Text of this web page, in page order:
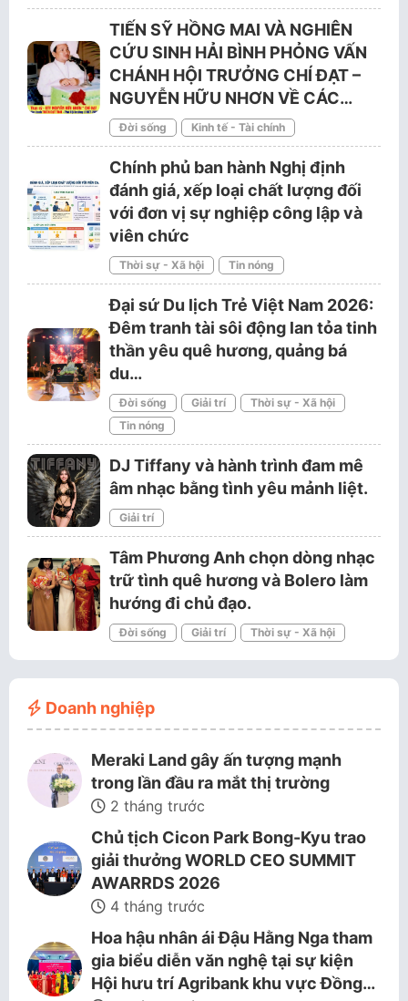
TIẾN SỸ HỒNG MAI VÀ NGHIÊN
CỨU SINH HẢI BÌNH PHỎNG VẤN
CHÁNH HỘI TRƯỞNG CHÍ ĐẠT –
NGUYỄN HỮU NHƠN VỀ CÁC…
Đời sống Kinh tế - Tài chính
Chính phủ ban hành Nghị định
đánh giá, xếp loại chất lượng đối
với đơn vị sự nghiệp công lập và
viên chức
Thời sự - Xã hội Tin nóng
Đại sứ Du lịch Trẻ Việt Nam 2026:
Đêm tranh tài sôi động lan tỏa tinh
thần yêu quê hương, quảng bá
du…
Đời sống Giải trí
Thời sự - Xã hội
Tin nóng
DJ Tiffany và hành trình đam mê
âm nhạc bằng tình yêu mảnh liệt.
Giải trí
Tâm Phương Anh chọn dòng nhạc
trữ tình quê hương và Bolero làm
hướng đi chủ đạo.
Đời sống Giải trí Thời sự - Xã hội
Doanh nghiệp
Meraki Land gây ấn tượng mạnh
trong lần đầu ra mắt thị trường
2 tháng trước
Chủ tịch Cicon Park Bong-Kyu trao
giải thưởng WORLD CEO SUMMIT
AWARRDS 2026
4 tháng trước
Hoa hậu nhân ái Đậu Hằng Nga tham
gia biểu diễn văn nghệ tại sự kiện
Hội hưu trí Agribank khu vực Đồng…